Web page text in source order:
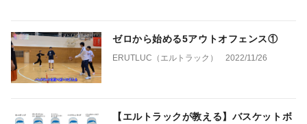
ゼロから始める5アウトオフェンス①
ERUTLUC（エルトラック） 2022/11/26
【エルトラックが教える】バスケットボ